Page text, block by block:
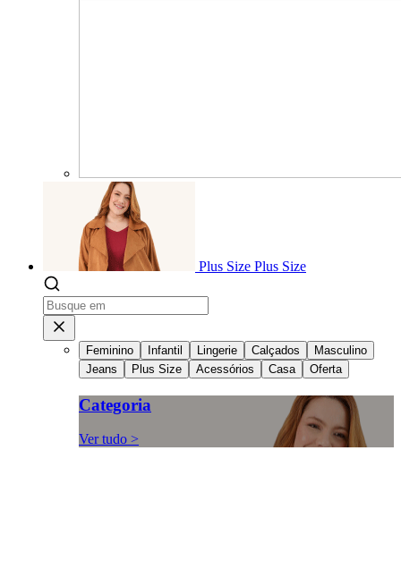
Plus Size Plus Size
Feminino Infantil Lingerie Calçados
Masculino
Jeans
Plus Size Acessórios Casa Oferta
Categoria
Ver tudo >